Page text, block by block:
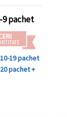
și coliere
9 pachet
10-19 pachet
20 pachet +